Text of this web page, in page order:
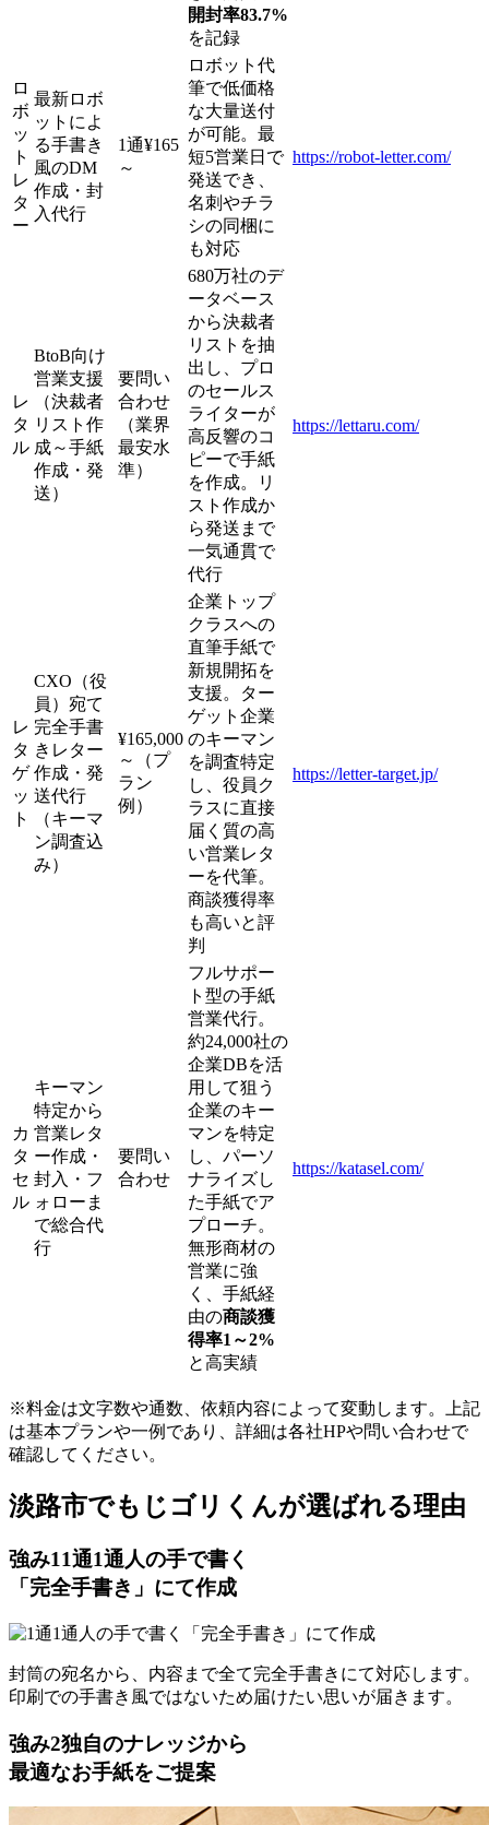
開封率83.7%
を記録
ロ
ボ
ッ
ト
レ
タ
ー
最新ロボ
ットによ
る手書き
風のDM
作成・封
入代行
1通¥165
～
ロボット代
筆で低価格
な大量送付
が可能。最
短5営業日で
発送でき、
名刺やチラ
シの同梱に
も対応
https://robot-letter.com/
レ
タ
ル
BtoB向け
営業支援
（決裁者
リスト作
成～手紙
作成・発
送）
要問い
合わせ
（業界
最安水
準）
680万社のデ
ータベース
から決裁者
リストを抽
出し、プロ
のセールス
ライターが
高反響のコ
ピーで手紙
を作成。リ
スト作成か
ら発送まで
一気通貫で
代行
https://lettaru.com/
レ
タ
ゲ
ッ
ト
CXO（役
員）宛て
完全手書
きレター
作成・発
送代行
（キーマ
ン調査込
み）
¥165,000
～（プ
ラン
例）
企業トップ
クラスへの
直筆手紙で
新規開拓を
支援。ター
ゲット企業
のキーマン
を調査特定
し、役員ク
ラスに直接
届く質の高
い営業レタ
ーを代筆。
商談獲得率
も高いと評
判
https://letter-target.jp/
カ
タ
セ
ル
キーマン
特定から
営業レタ
ー作成・
封入・フ
ォローま
で総合代
行
要問い
合わせ
フルサポー
ト型の手紙
営業代行。
約24,000社の
企業DBを活
用して狙う
企業のキー
マンを特定
し、パーソ
ナライズし
た手紙でア
プローチ。
無形商材の
営業に強
く、手紙経
由の商談獲
得率1～2%
と高実績
https://katasel.com/
※料金は文字数や通数、依頼内容によって変動します。上記
は基本プランや一例であり、詳細は各社HPや問い合わせで
確認してください。​
淡路市でもじゴリくんが選ばれる理由
強み11通1通人の手で書く
「完全手書き」にて作成
封筒の宛名から、内容まで全て完全手書きにて対応します。
印刷での手書き風ではないため届けたい思いが届きます。
強み2独自のナレッジから
最適なお手紙をご提案